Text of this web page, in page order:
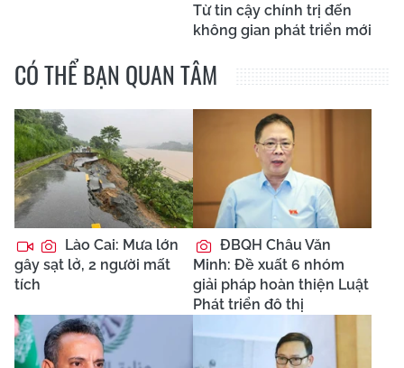
Từ tin cậy chính trị đến
không gian phát triển mới
CÓ THỂ BẠN QUAN TÂM
Lào Cai: Mưa lớn
gây sạt lở, 2 người mất
tích
ĐBQH Châu Văn
Minh: Đề xuất 6 nhóm
giải pháp hoàn thiện Luật
Phát triển đô thị